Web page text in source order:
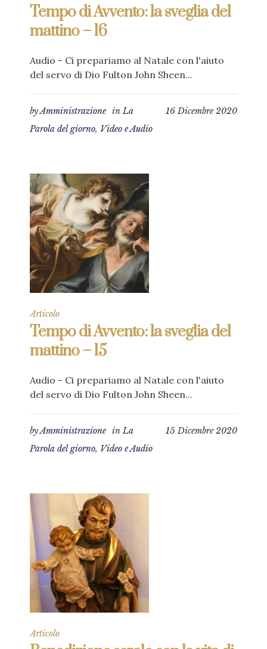
Tempo di Avvento: la sveglia del
mattino – 16
Audio - Ci prepariamo al Natale con l'aiuto
del servo di Dio Fulton John Sheen...
16 Dicembre 2020
byAmministrazione inLa
Parola del giorno, Video e Audio
Articolo
Tempo di Avvento: la sveglia del
mattino – 15
Audio - Ci prepariamo al Natale con l'aiuto
del servo di Dio Fulton John Sheen...
15 Dicembre 2020
byAmministrazione inLa
Parola del giorno, Video e Audio
Articolo